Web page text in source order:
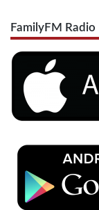
FamilyFM Radio